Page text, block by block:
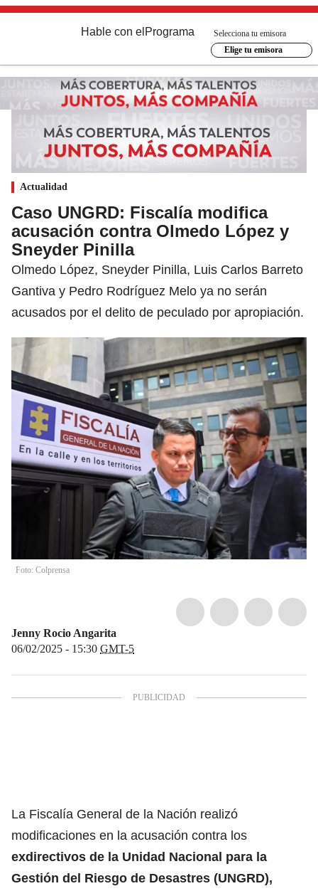
Hable con el Programa
Selecciona tu emisora
Elige tu emisora
Actualidad
Caso UNGRD: Fiscalía modifica
acusación contra Olmedo López y
Sneyder Pinilla
Olmedo López, Sneyder Pinilla, Luis Carlos Barreto
Gantiva y Pedro Rodríguez Melo ya no serán
acusados por el delito de peculado por apropiación.
Foto: Colprensa
Jenny Rocio Angarita
06/02/2025 - 15:30 GMT-5
La Fiscalía General de la Nación realizó
modificaciones en la acusación contra los
exdirectivos de la Unidad Nacional para la
Gestión del Riesgo de Desastres (UNGRD),